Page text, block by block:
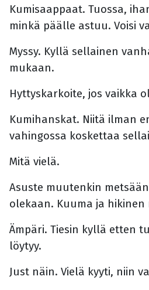
Kumisaappaat. Tuossa,
minkä päälle astuu. Voisi
Myssy. Kyllä sellainen
mukaan.
Hyttyskarkoite, jos vaikka
Kumihanskat. Niitä ilman
vahingossa koskettaa
Mitä vielä.
Asuste muutenkin
olekaan. Kuuma ja
Ämpäri. Tiesin kyllä etten
löytyy.
Just näin. Vielä kyyti, niin